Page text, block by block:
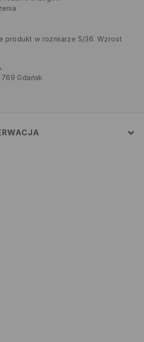
produkt w rozmiarze S/36. Wzrost
Gdańsk